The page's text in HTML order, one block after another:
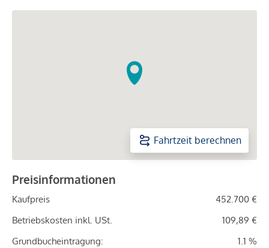
Fahrtzeit berechnen
Preisinformationen
Kaufpreis
452.700 €
Betriebskosten inkl. USt.
109,89 €
Grundbucheintragung:
1.1 %